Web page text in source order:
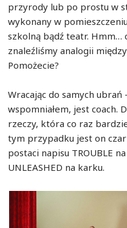
przyrody lub po prostu w
wykonany w
szkolną bądź teatr. Hmm…
znaleźliśmy analogii
Pomożecie?
Wracając do samych
wspomniałem, jest coach.
rzeczy, która co raz
tym przypadku jest on
postaci napisu TROUBLE
UNLEASHED na karku.